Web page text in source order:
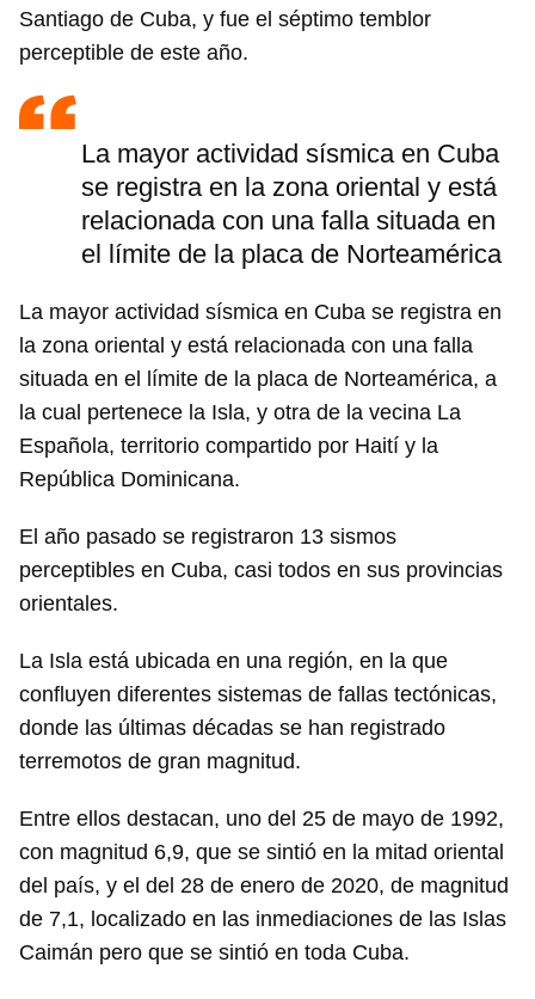
Santiago de Cuba, y fue el séptimo temblor
perceptible de este año.
La mayor actividad sísmica en Cuba
se registra en la zona oriental y está
relacionada con una falla situada en
el límite de la placa de Norteamérica
La mayor actividad sísmica en Cuba se registra en
la zona oriental y está relacionada con una falla
situada en el límite de la placa de Norteamérica, a
la cual pertenece la Isla, y otra de la vecina La
Española, territorio compartido por Haití y la
República Dominicana.
El año pasado se registraron 13 sismos
perceptibles en Cuba, casi todos en sus provincias
orientales.
La Isla está ubicada en una región, en la que
confluyen diferentes sistemas de fallas tectónicas,
donde las últimas décadas se han registrado
terremotos de gran magnitud.
Entre ellos destacan, uno del 25 de mayo de 1992,
con magnitud 6,9, que se sintió en la mitad oriental
del país, y el del 28 de enero de 2020, de magnitud
de 7,1, localizado en las inmediaciones de las Islas
Caimán pero que se sintió en toda Cuba.